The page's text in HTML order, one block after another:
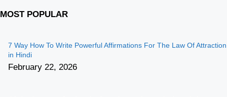
MOST POPULAR
7 Way How To Write Powerful Affirmations For The Law Of Attraction
in Hindi
February 22, 2026